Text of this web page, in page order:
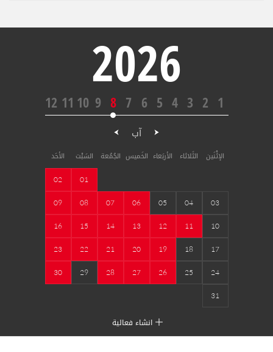
2026
1
2
3
4
5
6
7
8
9
10
11
12
آب
الإثْنَين الثَلاثاء الأربَعاء الخَميس الجُمُعة السَبْت الأحَد
01
02
03
04
05
06
07
08
09
10
11
12
13
14
15
16
17
18
19
20
21
22
23
24
25
26
27
28
29
30
31
انشاء فعالية